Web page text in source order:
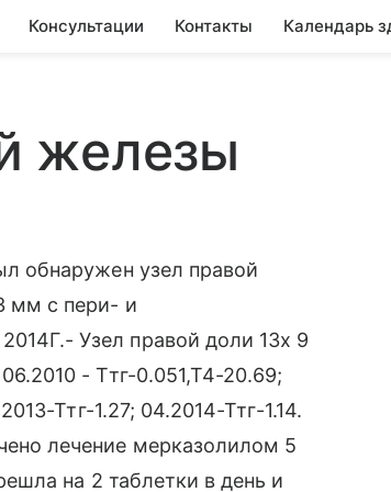
Консультации Контакты Календарь
железы
обнаружен узел правой
мм с пери- и
Узел правой доли 13х 9
- Ттг-0.051,Т4-20.69;
Ттг-1.27; 04.2014-Ттг-1.14.
лечение мерказолилом 5
на 2 таблетки в день и